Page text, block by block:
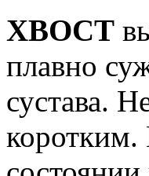
ХВОСТ
плавно
сустава.